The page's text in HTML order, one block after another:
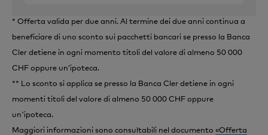
* Offerta valida per due anni. Al termine dei due anni continua a
beneficiare di uno sconto sui pacchetti bancari se presso la Banca
Cler detiene in ogni momento titoli del valore di almeno 50 000
CHF oppure un’ipoteca.
** Lo sconto si applica se presso la Banca Cler detiene in ogni
momenti titoli del valore di almeno 50 000 CHF oppure
un'ipoteca.
Maggiori informazioni sono consultabili nel documento «Offerta